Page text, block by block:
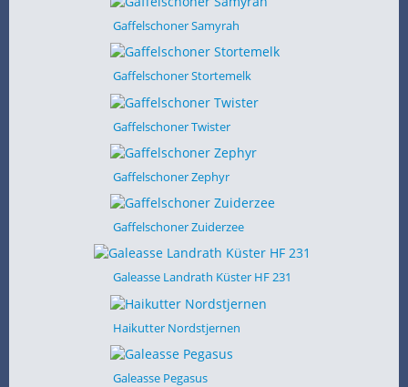
Gaffelschoner Samyrah
Gaffelschoner Stortemelk
Gaffelschoner Twister
Gaffelschoner Zephyr
Gaffelschoner Zuiderzee
Galeasse Landrath Küster HF 231
Haikutter Nordstjernen
Galeasse Pegasus